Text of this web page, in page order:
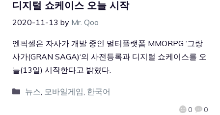
디지털 쇼케이스 오늘 시작
2020-11-13 by Mr. Qoo
0 0
엔픽셀은 자사가 개발 중인 멀티플랫폼 MMORPG ‘그랑
사가(GRAN SAGA)‘의 사전등록과 디지털 쇼케이스를 오
늘(13일) 시작한다고 밝혔다.
뉴스, 모바일게임, 한국어